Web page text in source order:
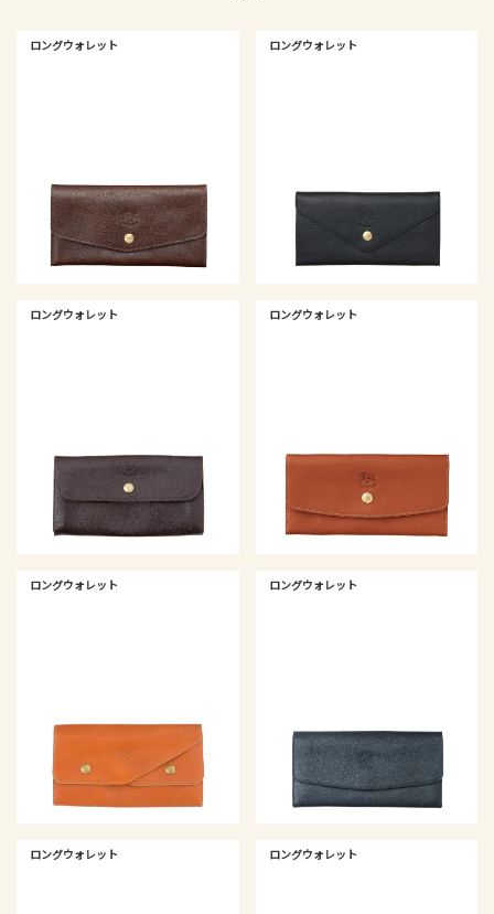
ロングウォレット ロングウォレット
ロングウォレット ロングウォレット
ロングウォレット ロングウォレット
ロングウォレット ロングウォレット